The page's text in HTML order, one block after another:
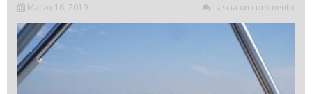
Marzo 16, 2019 Lascia un commento